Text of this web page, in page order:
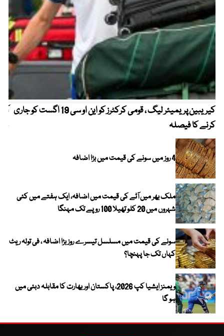
کیریبین پریمیئر لیگ ، قومی کرکٹرز کو این او سی 19 اگست کو جاری
کرنے کا فیصلہ
4 روز میں سونے کی قیمت میں بڑا اضافہ
ملک بھر میں آٹے کی قیمت میں اضافہ، ایک ہفتے میں کئی
شہروں میں 20 کلو تھیلا 100 روپے تک مہنگا
سونے کی قیمت میں مسلسل تیسرے روز بڑا اضافہ ، فی تولہ ریٹ
کہاں تک جا پہنچا؟
ویمنز ایشیا کپ 2026، پاکستان اور بھارت کا مقابلہ دبئی میں
ہو گا